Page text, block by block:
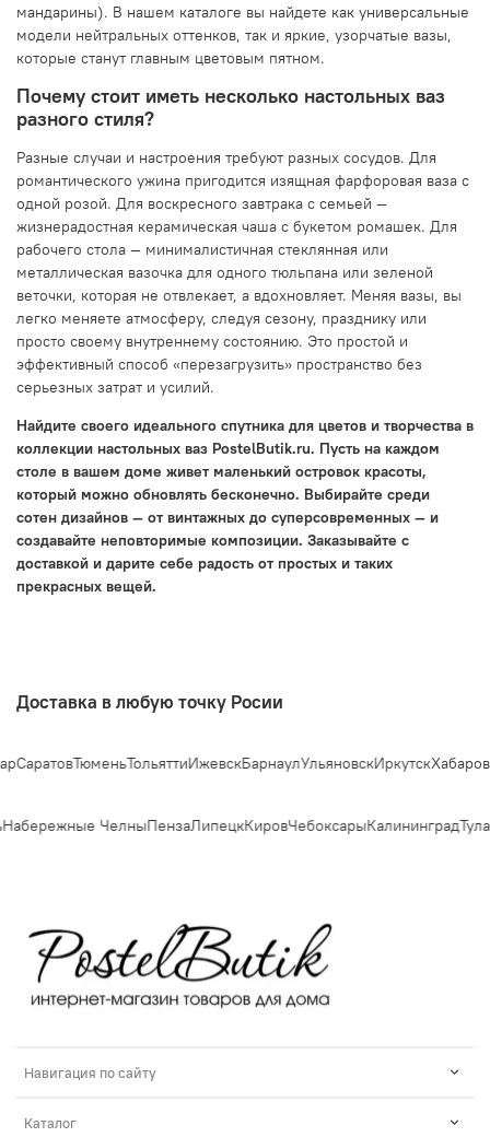
мандарины). В нашем каталоге вы найдете как универсальные
модели нейтральных оттенков, так и яркие, узорчатые вазы,
которые станут главным цветовым пятном.
Почему стоит иметь несколько настольных ваз
разного стиля?
Разные случаи и настроения требуют разных сосудов. Для
романтического ужина пригодится изящная фарфоровая ваза с
одной розой. Для воскресного завтрака с семьей —
жизнерадостная керамическая чаша с букетом ромашек. Для
рабочего стола — минималистичная стеклянная или
металлическая вазочка для одного тюльпана или зеленой
веточки, которая не отвлекает, а вдохновляет. Меняя вазы, вы
легко меняете атмосферу, следуя сезону, празднику или
просто своему внутреннему состоянию. Это простой и
эффективный способ «перезагрузить» пространство без
серьезных затрат и усилий.
Найдите своего идеального спутника для цветов и творчества в
коллекции настольных ваз PostelButik.ru. Пусть на каждом
столе в вашем доме живет маленький островок красоты,
который можно обновлять бесконечно. Выбирайте среди
сотен дизайнов — от винтажных до суперсовременных — и
создавайте неповторимые композиции. Заказывайте с
доставкой и дарите себе радость от простых и таких
прекрасных вещей.
Доставка в любую точку Росии
ТюменьТольяттиИжевскБарнаулУльяновскИркутскХабаровск
ЧелныПензаЛипецкКировЧебоксарыКалининградТула
Навигация по сайту
Каталог